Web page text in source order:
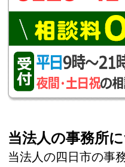
当法人の事務所
当法人の四日市の事